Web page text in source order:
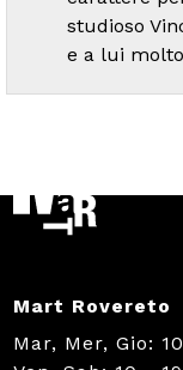
studioso
e a lui
Mart Rovereto
Mar, Mer, Gio: